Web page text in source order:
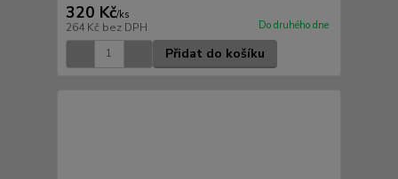
320 Kč/ks
264 Kč bez DPH Do druhého dne
Přidat do košíku